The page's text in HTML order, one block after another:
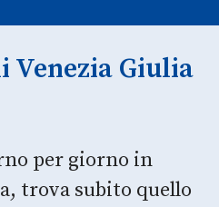
Venezia Giulia
per giorno in
trova subito quello